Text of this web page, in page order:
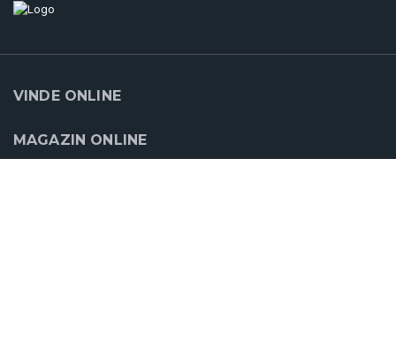
VINDE ONLINE
MAGAZIN ONLINE